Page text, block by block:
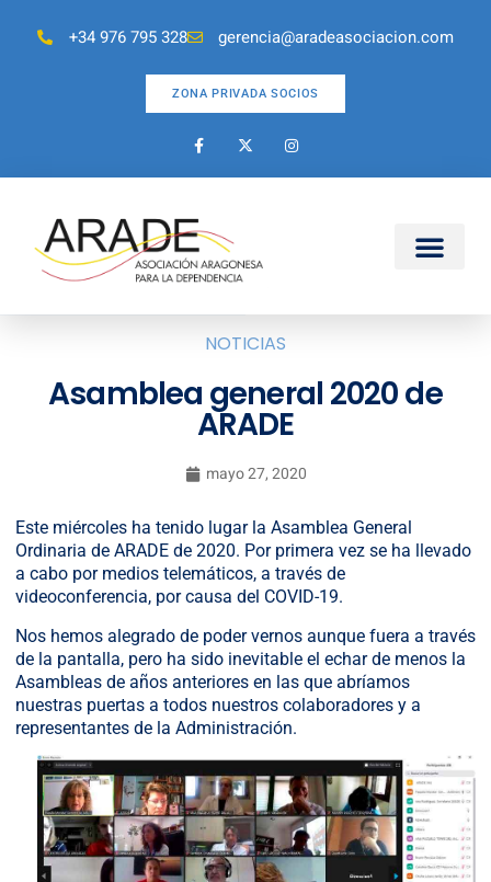
+34 976 795 328 gerencia@aradeasociacion.com
ZONA PRIVADA SOCIOS
NOTICIAS
Asamblea general 2020 de
ARADE
mayo 27, 2020
Este miércoles ha tenido lugar la Asamblea General
Ordinaria de ARADE de 2020. Por primera vez se ha llevado
a cabo por medios telemáticos, a través de
videoconferencia, por causa del COVID-19.
Nos hemos alegrado de poder vernos aunque fuera a través
de la pantalla, pero ha sido inevitable el echar de menos la
Asambleas de años anteriores en las que abríamos
nuestras puertas a todos nuestros colaboradores y a
representantes de la Administración.